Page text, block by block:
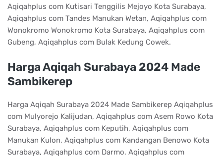
Aqiqahplus com Kutisari Tenggilis Mejoyo Kota Surabaya,
Aqiqahplus com Tandes Manukan Wetan, Aqiqahplus com
Wonokromo Wonokromo Kota Surabaya, Aqiqahplus com
Gubeng, Aqiqahplus com Bulak Kedung Cowek.
Harga Aqiqah Surabaya 2024 Made
Sambikerep
Harga Aqiqah Surabaya 2024 Made Sambikerep Aqiqahplus
com Mulyorejo Kalijudan, Aqiqahplus com Asem Rowo Kota
Surabaya, Aqiqahplus com Keputih, Aqiqahplus com
Manukan Kulon, Aqiqahplus com Kandangan Benowo Kota
Surabaya, Aqiqahplus com Darmo, Aqiqahplus com